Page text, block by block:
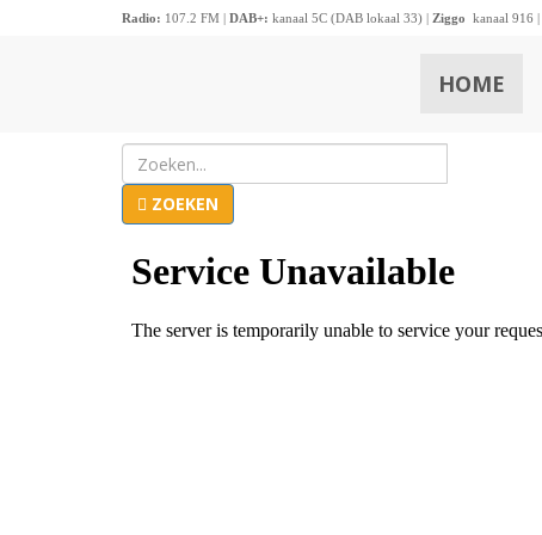
Radio: 107.2 FM | DAB+: kanaal 5C (DAB lokaal 33) | Ziggo kanaal 916 |
HOME
ZOEKEN